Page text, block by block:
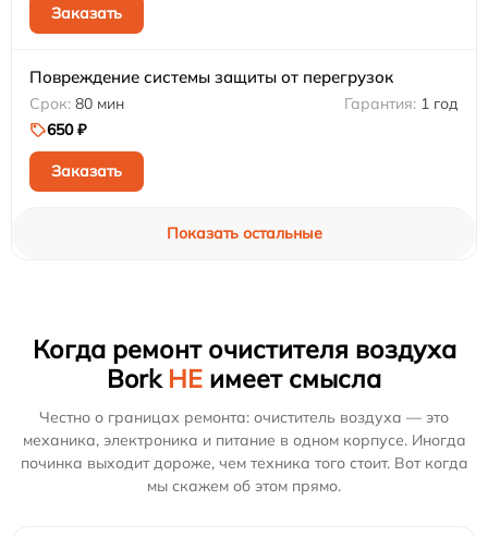
Заказать
Повреждение системы защиты от перегрузок
80 мин
1 год
650 ₽
Заказать
Показать остальные
Когда ремонт очистителя воздуха
Bork НЕ имеет смысла
Честно о границах ремонта: очиститель воздуха — это
механика, электроника и питание в одном корпусе. Иногда
починка выходит дороже, чем техника того стоит. Вот когда
мы скажем об этом прямо.